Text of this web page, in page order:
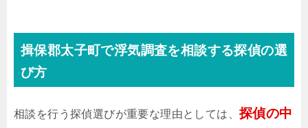
揖保郡太子町で浮気調査を相談する探偵の選
び方
相談を行う探偵選びが重要な理由としては、 探偵の中